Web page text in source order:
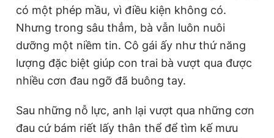
có một phép mầu, vì điều kiện không có.
Nhưng trong sâu thẳm, bà vẫn luôn nuôi
dưỡng một niềm tin. Cô gái ấy như thứ năng
lượng đặc biệt giúp con trai bà vượt qua được
nhiều cơn đau ngỡ đã buông tay.
Sau những nỗ lực, anh lại vượt qua những cơn
đau cứ bám riết lấy thân thể để tìm kế mưu